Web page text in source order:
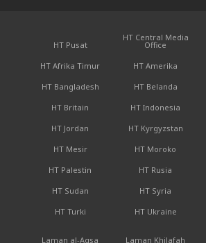
HT Pusat
HT Central Media
Office
HT Afrika Timur
HT Amerika
HT Bangladesh
HT Belanda
HT Britain
HT Indonesia
HT Jordan
HT Kyrgyzstan
HT Mesir
HT Moroko
HT Palestin
HT Rusia
HT Sudan
HT Syria
HT Turki
HT Ukraine
Laman al-Aqsa Laman Khilafah